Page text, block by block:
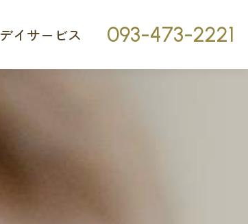
デイサービス 093-473-2221